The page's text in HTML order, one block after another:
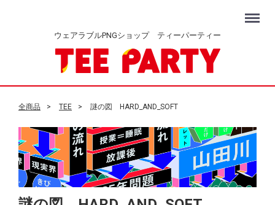
ウェアラブルPNGショップ ティーパーティー
Menu
全商品 TEE 謎の図 HARD_AND_SOFT